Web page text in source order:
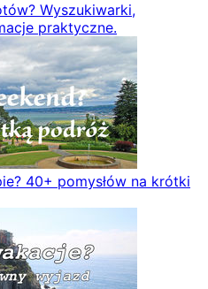
Wyszukiwarki,
praktyczne.
40+ pomysłów na krótki